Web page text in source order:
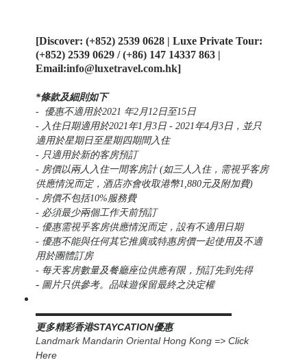
[Discover: (+852) 2539 0628 | Luxe Private Tour:
(+852) 2539 0629 / (+86) 147 14337 863 |
Email:info@luxetravel.com.hk]
*條款及細則如下
- 優惠不適用於2021 年2月12日至15日
- 入住日期適用於2021年1月3日 - 2021年4月3日 ，並只
適用於星期日至星期四期間入住
- 只適用於新的客房預訂
- 房價以兩人入住一間客房計 (如三人入住，需視乎客房
供應情況而定，酒店亦會收取港幣1,880元及附加費)
- 房價不包括10%服務費
- 必須最少兩個工作天前預訂
- 優惠需視乎客房供應情況而定，設有不適用日期
- 優惠不能與任何其它推廣或特惠房價一起使用及不適
用於團體訂房
- 每天客房數量及餐廳座位供應有限，預訂先到先得
- 圖片只供參考。品味遊保留最終之決定權
▬▬▬▬▬▬▬▬▬▬▬▬▬▬▬▬▬▬▬▬▬▬
更多精彩香港STAYCATION優惠
Landmark Mandarin Oriental Hong Kong =>Click
Here